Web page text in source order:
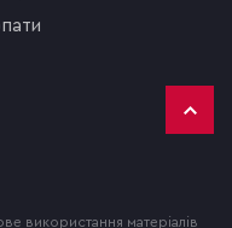
використання матеріалів